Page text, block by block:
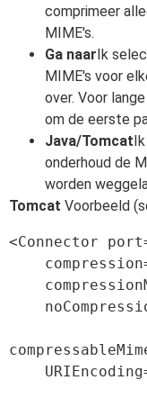
comprimeer
MIME's.
Ga naar Ik
MIME's voor
over. Voor
om de eerste
Java/Tomcat
onderhoud de
worden
Tomcat Voorbeeld
<Connector